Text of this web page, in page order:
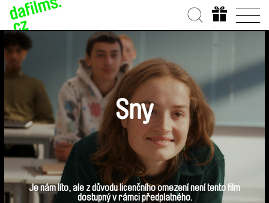
Sny
Je nám líto, ale z důvodu licenčního omezení není tento film
dostupný v rámci předplatného.